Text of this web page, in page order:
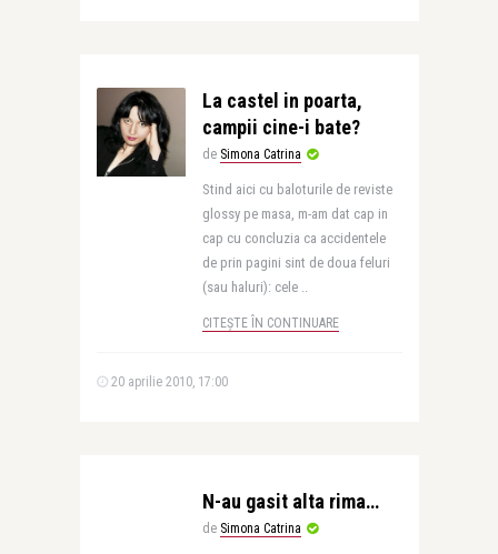
La castel in poarta,
campii cine-i bate?
de Simona Catrina
Stind aici cu baloturile de reviste
glossy pe masa, m-am dat cap in
cap cu concluzia ca accidentele
de prin pagini sint de doua feluri
(sau haluri): cele ..
CITEȘTE ÎN CONTINUARE
20 aprilie 2010, 17:00
N-au gasit alta rima…
de Simona Catrina